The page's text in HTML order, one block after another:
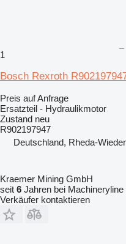
1
Bosch Rexroth
Preis auf Anfrage
Ersatzteil - Hydraulikmotor
Zustand neu
R902197947
Deutschland, Rheda-
Kraemer Mining GmbH
seit 6 Jahren bei Machineryline
Verkäufer kontaktieren